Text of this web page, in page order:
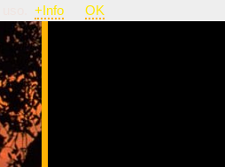
+Info OK